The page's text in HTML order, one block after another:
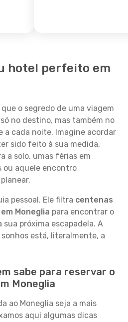
hotel perfeito em
o segredo de uma viagem
no destino, mas também no
a cada noite. Imagine acordar
sido feito à sua medida,
a solo, umas férias em
aquele encontro
pessoal. Ele filtra centenas
Moneglia para encontrar o
próxima escapadela. A
está, literalmente, a
sabe para reservar o
Moneglia
ao Moneglia seja a mais
aqui algumas dicas